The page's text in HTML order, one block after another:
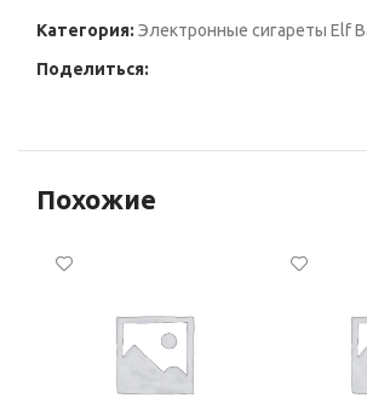
Категория: Электронные сигареты Elf
Поделиться:
Похожие